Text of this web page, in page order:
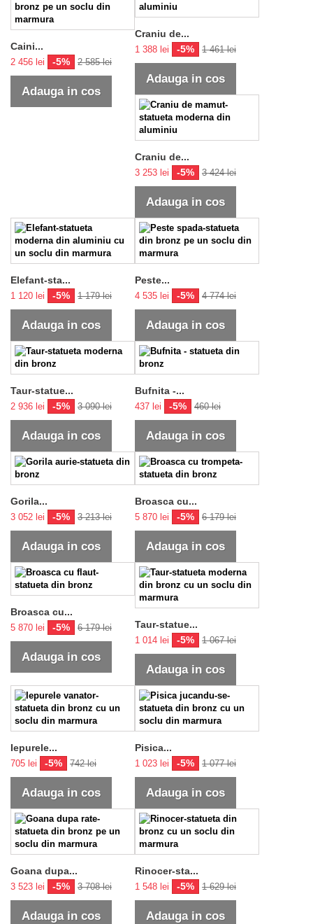
Caini...
2 456 lei -5% 2 585 lei
Adauga in cos
Craniu de...
1 388 lei -5% 1 461 lei
Adauga in cos
Craniu de...
3 253 lei -5% 3 424 lei
Adauga in cos
Elefant-sta...
1 120 lei -5% 1 179 lei
Adauga in cos
Peste...
4 535 lei -5% 4 774 lei
Adauga in cos
Taur-statue...
2 936 lei -5% 3 090 lei
Adauga in cos
Bufnita -...
437 lei -5% 460 lei
Adauga in cos
Gorila...
3 052 lei -5% 3 213 lei
Adauga in cos
Broasca cu...
5 870 lei -5% 6 179 lei
Adauga in cos
Broasca cu...
5 870 lei -5% 6 179 lei
Adauga in cos
Taur-statue...
1 014 lei -5% 1 067 lei
Adauga in cos
Iepurele...
705 lei -5% 742 lei
Adauga in cos
Pisica...
1 023 lei -5% 1 077 lei
Adauga in cos
Goana dupa...
3 523 lei -5% 3 708 lei
Adauga in cos
Rinocer-sta...
1 548 lei -5% 1 629 lei
Adauga in cos